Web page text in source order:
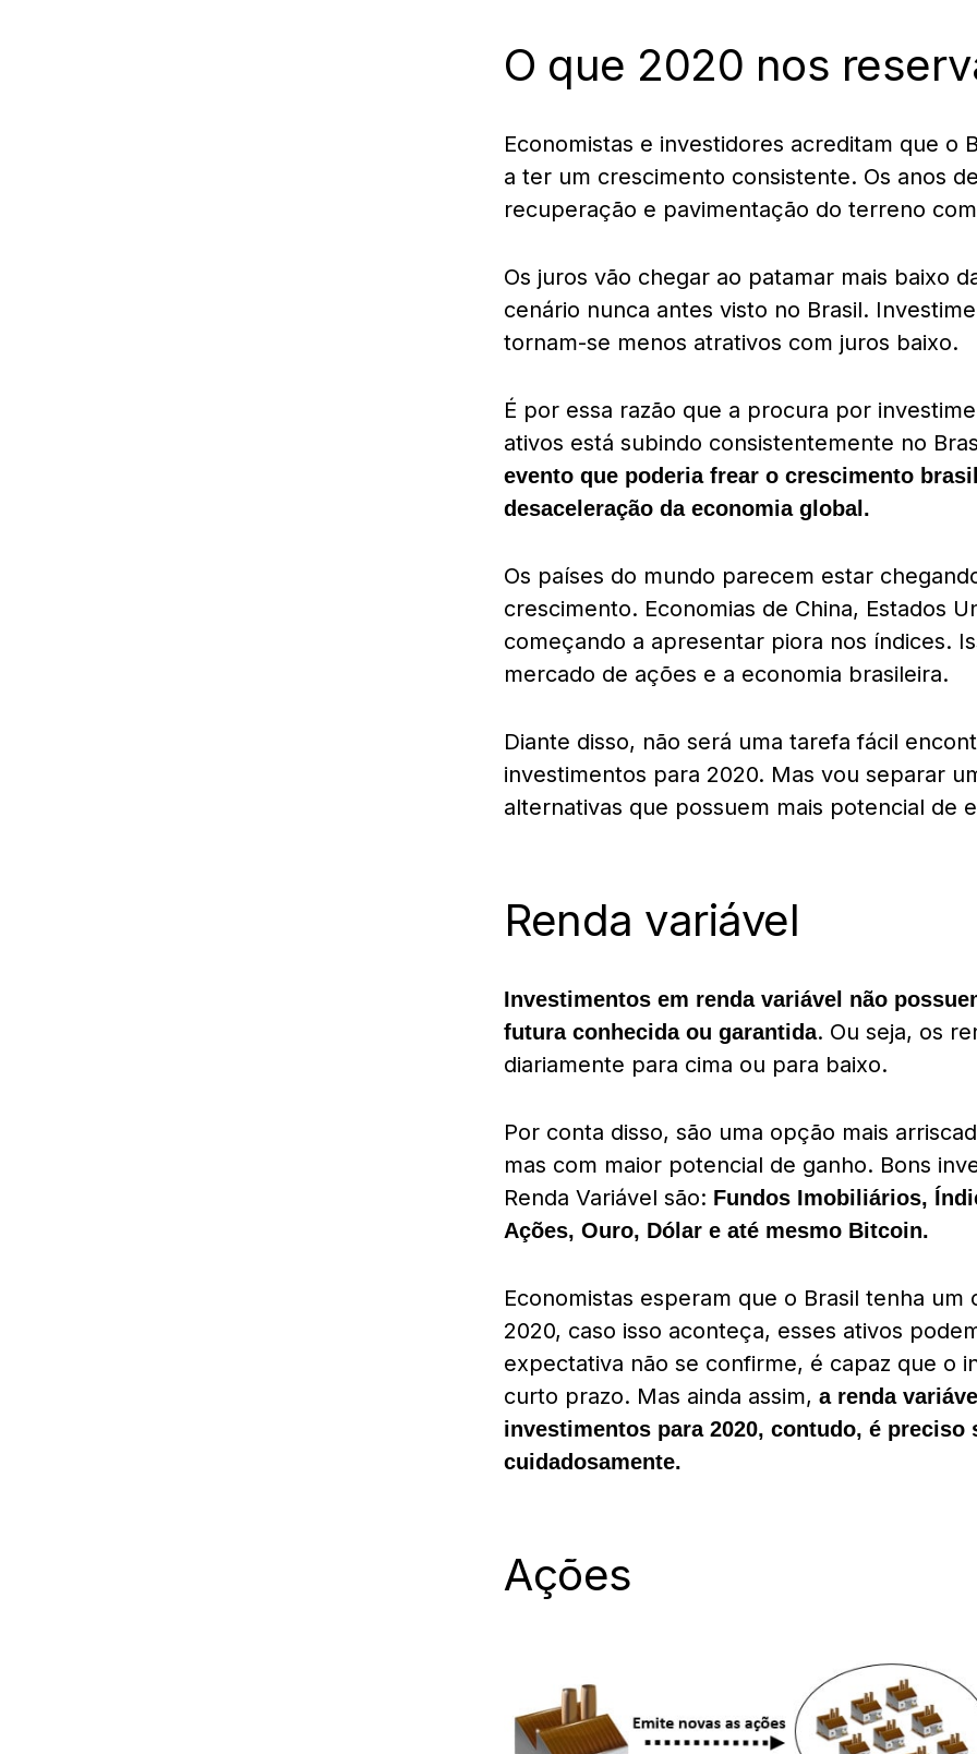
O que 2020 nos
Economistas e investidores acreditam que o
a ter um crescimento consistente. Os anos
recuperação e pavimentação do terreno
Os juros vão chegar ao patamar mais baixo
cenário nunca antes visto no Brasil.
tornam-se menos atrativos com juros baixo.
É por essa razão que a procura por
ativos está subindo consistentemente no
evento que poderia frear o crescimento
desaceleração da economia global.
Os países do mundo parecem estar
crescimento. Economias de China, Estados
começando a apresentar piora nos índices.
mercado de ações e a economia brasileira.
Diante disso, não será uma tarefa fácil
investimentos para 2020. Mas vou separar
alternativas que possuem mais potencial
Renda variável
Investimentos em renda variável não
futura conhecida ou garantida. Ou seja, os
diariamente para cima ou para baixo.
Por conta disso, são uma opção mais
mas com maior potencial de ganho. Bons
Renda Variável são: Fundos Imobiliários,
Ações, Ouro, Dólar e até mesmo Bitcoin.
Economistas esperam que o Brasil tenha
2020, caso isso aconteça, esses ativos
expectativa não se confirme, é capaz que o
curto prazo. Mas ainda assim, a renda
investimentos para 2020, contudo, é preciso
cuidadosamente.
Ações